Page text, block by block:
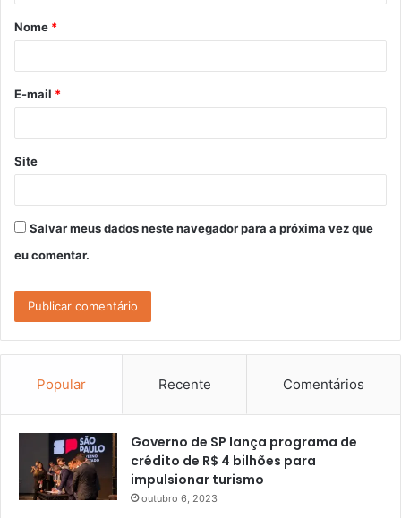
á
r
*
Nome *
E-mail *
Site
Salvar meus dados neste navegador para a próxima vez que
eu comentar.
Popular Recente Comentários
Governo de SP lança programa de
crédito de R$ 4 bilhões para
impulsionar turismo
outubro 6, 2023